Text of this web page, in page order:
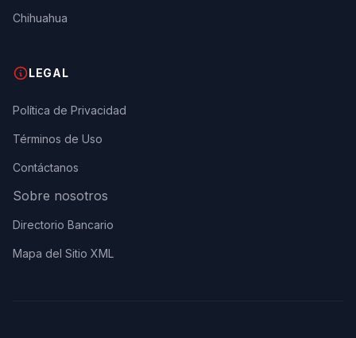
Chihuahua
LEGAL
Política de Privacidad
Términos de Uso
Contáctanos
Sobre nosotros
Directorio Bancario
Mapa del Sitio XML